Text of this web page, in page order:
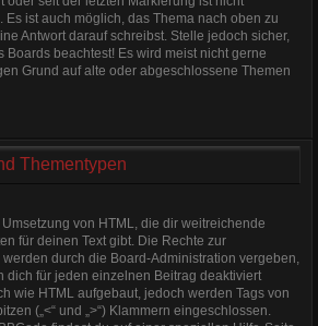
ist auch möglich, das Thema nach oben zu
Antwort darauf schreibst. Stelle jedoch sicher,
beachtest! Es wird meist nicht gerne
Grund auf alte oder abgeschlossene Themen
Thementypen
von HTML, die dir weitreichende
für deinen Text gibt. Die Rechte zur
durch die Board-Administration vergeben,
dich für jeden einzelnen Beitrag deaktiviert
wie HTML aufgebaut, jedoch werden Tags von
(„<“ und „>“) Klammern eingeschlossen.